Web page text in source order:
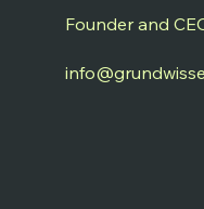
Founder and